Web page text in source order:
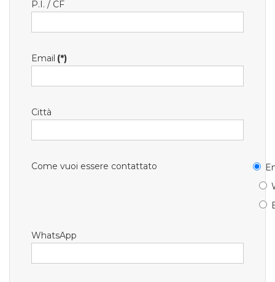
P.I. / CF
Email (*)
Città
Come vuoi essere contattato
WhatsApp